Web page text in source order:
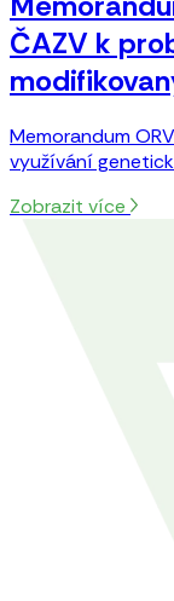
ČAZV k
Memorandum
využívání
Zobrazit více